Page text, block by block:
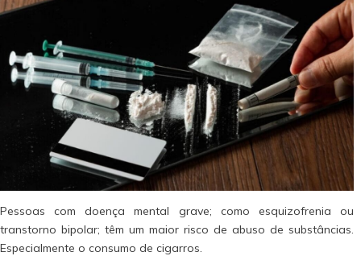
Pessoas com doença mental grave; como esquizofrenia ou
transtorno bipolar; têm um maior risco de abuso de substâncias.
Especialmente o consumo de cigarros.